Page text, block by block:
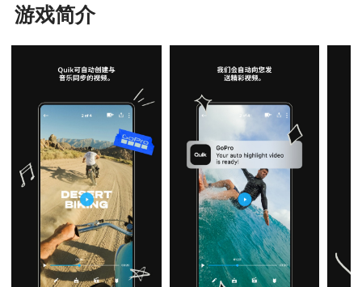
游戏简介